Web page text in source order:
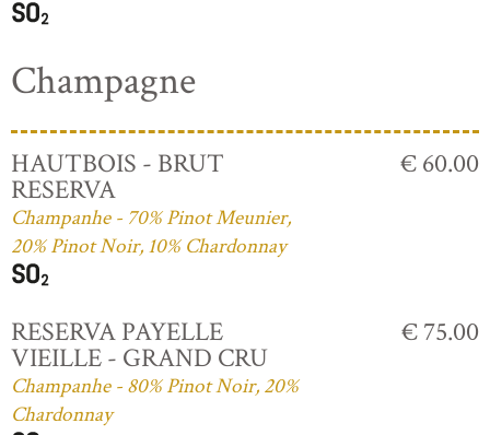
Champagne
HAUTBOIS - BRUT
RESERVA
Champanhe - 70% Pinot Meunier,
20% Pinot Noir, 10% Chardonnay
€ 60.00
RESERVA PAYELLE
VIEILLE - GRAND CRU
Champanhe - 80% Pinot Noir, 20%
Chardonnay
€ 75.00